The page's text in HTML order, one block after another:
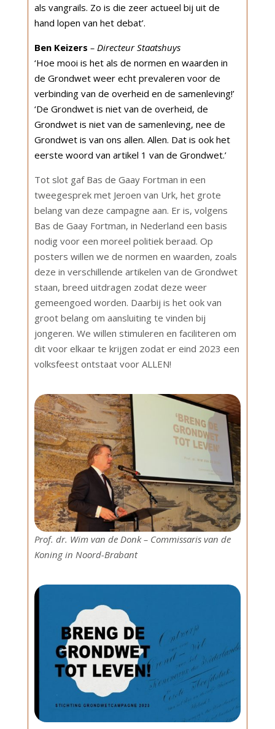
als vangrails. Zo is die zeer actueel bij uit de
hand lopen van het debat’.
Ben Keizers – Directeur Staatshuys
‘‬Hoe mooi is het als de normen en waarden in
de Grondwet weer echt prevaleren voor de
verbinding van de overheid en de samenleving!’
‘De Grondwet is niet van de overheid, de
Grondwet is niet van de samenleving, nee de
Grondwet is van ons allen. Allen. Dat is ook het
eerste woord van artikel 1 van de Grondwet.’
Tot slot gaf Bas de Gaay Fortman in een
tweegesprek met Jeroen van Urk, het grote
belang van deze campagne aan. Er is, volgens
Bas de Gaay Fortman, in Nederland een basis
nodig voor een moreel politiek beraad. Op
posters willen we de normen en waarden, zoals
deze in verschillende artikelen van de Grondwet
staan, breed uitdragen zodat deze weer
gemeengoed worden. Daarbij is het ook van
groot belang om aansluiting te vinden bij
jongeren. We willen stimuleren en faciliteren om
dit voor elkaar te krijgen zodat er eind 2023 een
volksfeest ontstaat voor ALLEN!
Prof. dr. Wim van de Donk – Commissaris van de
Koning in Noord-Brabant